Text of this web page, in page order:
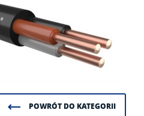
POWRÓT DO KATEGORII